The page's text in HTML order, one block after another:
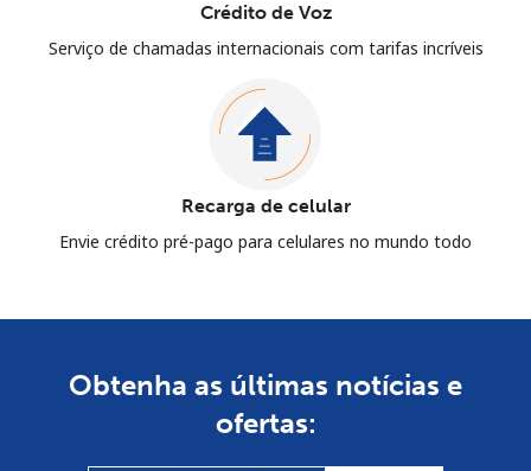
Crédito de Voz
Serviço de chamadas internacionais com tarifas incríveis
Recarga de celular
Envie crédito pré-pago para celulares no mundo todo
Obtenha as últimas notícias e
ofertas: